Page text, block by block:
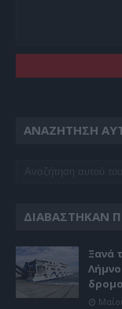
ΑΝΑΖΉΤΗΣΗ
ΔΙΑΒΆΣΤΗΚΑΝ
Ξανά